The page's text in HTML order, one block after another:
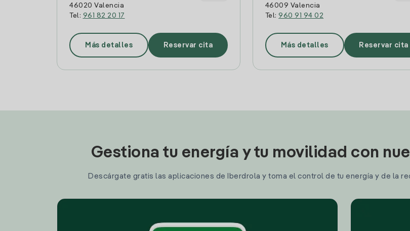
46020 Valencia
Tel: 961 82 20 17
Más detalles Reservar cita
46009 Valencia
Tel:960 91 94 02
Más detalles Reservar cita
Gestiona tu energía y tu movilidad con
Descárgate gratis las aplicaciones de Iberdrola y toma el control de tu energía y de la